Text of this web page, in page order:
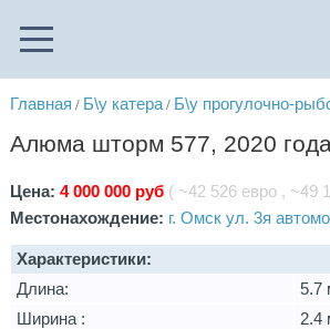
Главная / Б\у катера/ Б\у прогулочно-
Алюма шторм 577, 2020
Цена:4 000 000 руб ( ~42 526 евро , ~49
Местонахождение: г. Омск ул. 3я
Характеристики:
Длина:
5.7
Ширина :
2.4